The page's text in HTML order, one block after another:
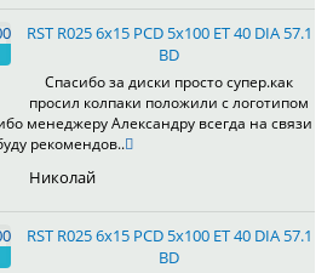
RST R025 6x15 PCD 5x100 ET 40 DIA 57.1
BD
Спасибо за диски просто супер.как
просил колпаки положили с логотипом
менеджеру Александру всегда на связи
рекомендов..
Николай
RST R025 6x15 PCD 5x100 ET 40 DIA 57.1
BD